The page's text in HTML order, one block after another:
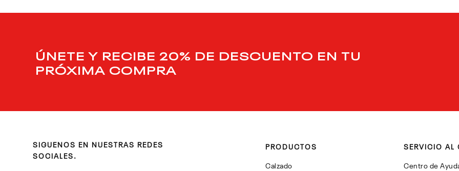
ÚNETE Y RECIBE 20% DE DESCUENTO EN TU
PRÓXIMA COMPRA
SIGUENOS EN NUESTRAS REDES
SOCIALES.
PRODUCTOS
Calzado
SERVICIO AL
Centro de